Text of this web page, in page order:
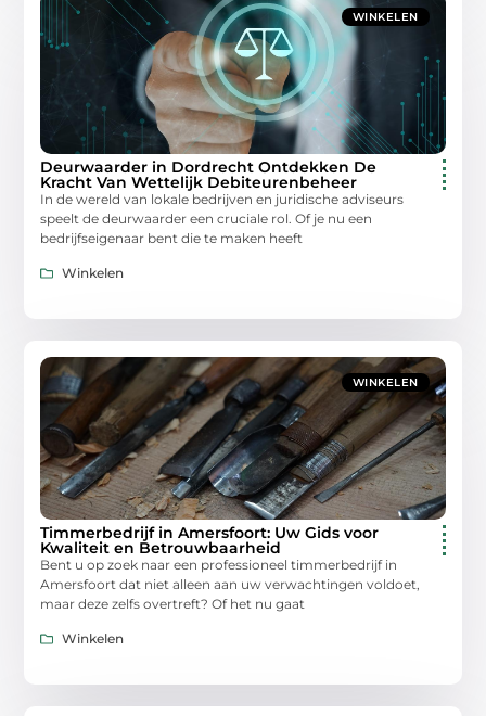
WINKELEN
Deurwaarder in Dordrecht Ontdekken De
Kracht Van Wettelijk Debiteurenbeheer
In de wereld van lokale bedrijven en juridische adviseurs
speelt de deurwaarder een cruciale rol. Of je nu een
bedrijfseigenaar bent die te maken heeft
Winkelen
WINKELEN
Timmerbedrijf in Amersfoort: Uw Gids voor
Kwaliteit en Betrouwbaarheid
Bent u op zoek naar een professioneel timmerbedrijf in
Amersfoort dat niet alleen aan uw verwachtingen voldoet,
maar deze zelfs overtreft? Of het nu gaat
Winkelen